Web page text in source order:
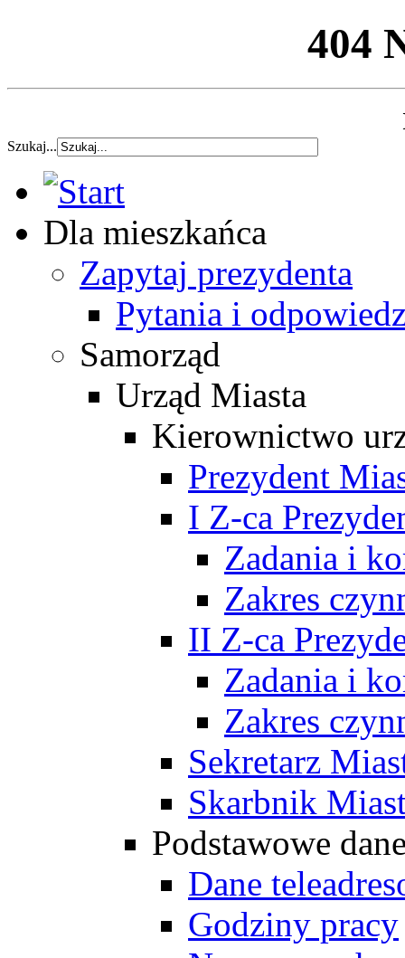
404
Szukaj...
Dla mieszkańca
Zapytaj prezydenta
Pytania i
Samorząd
Urząd Miasta
Kierownictwo
Prezydent
I Z-ca
Zadania i
Zakres
II Z-ca
Zadania i
Zakres
Sekretarz
Skarbnik
Podstawowe
Dane
Godziny pracy